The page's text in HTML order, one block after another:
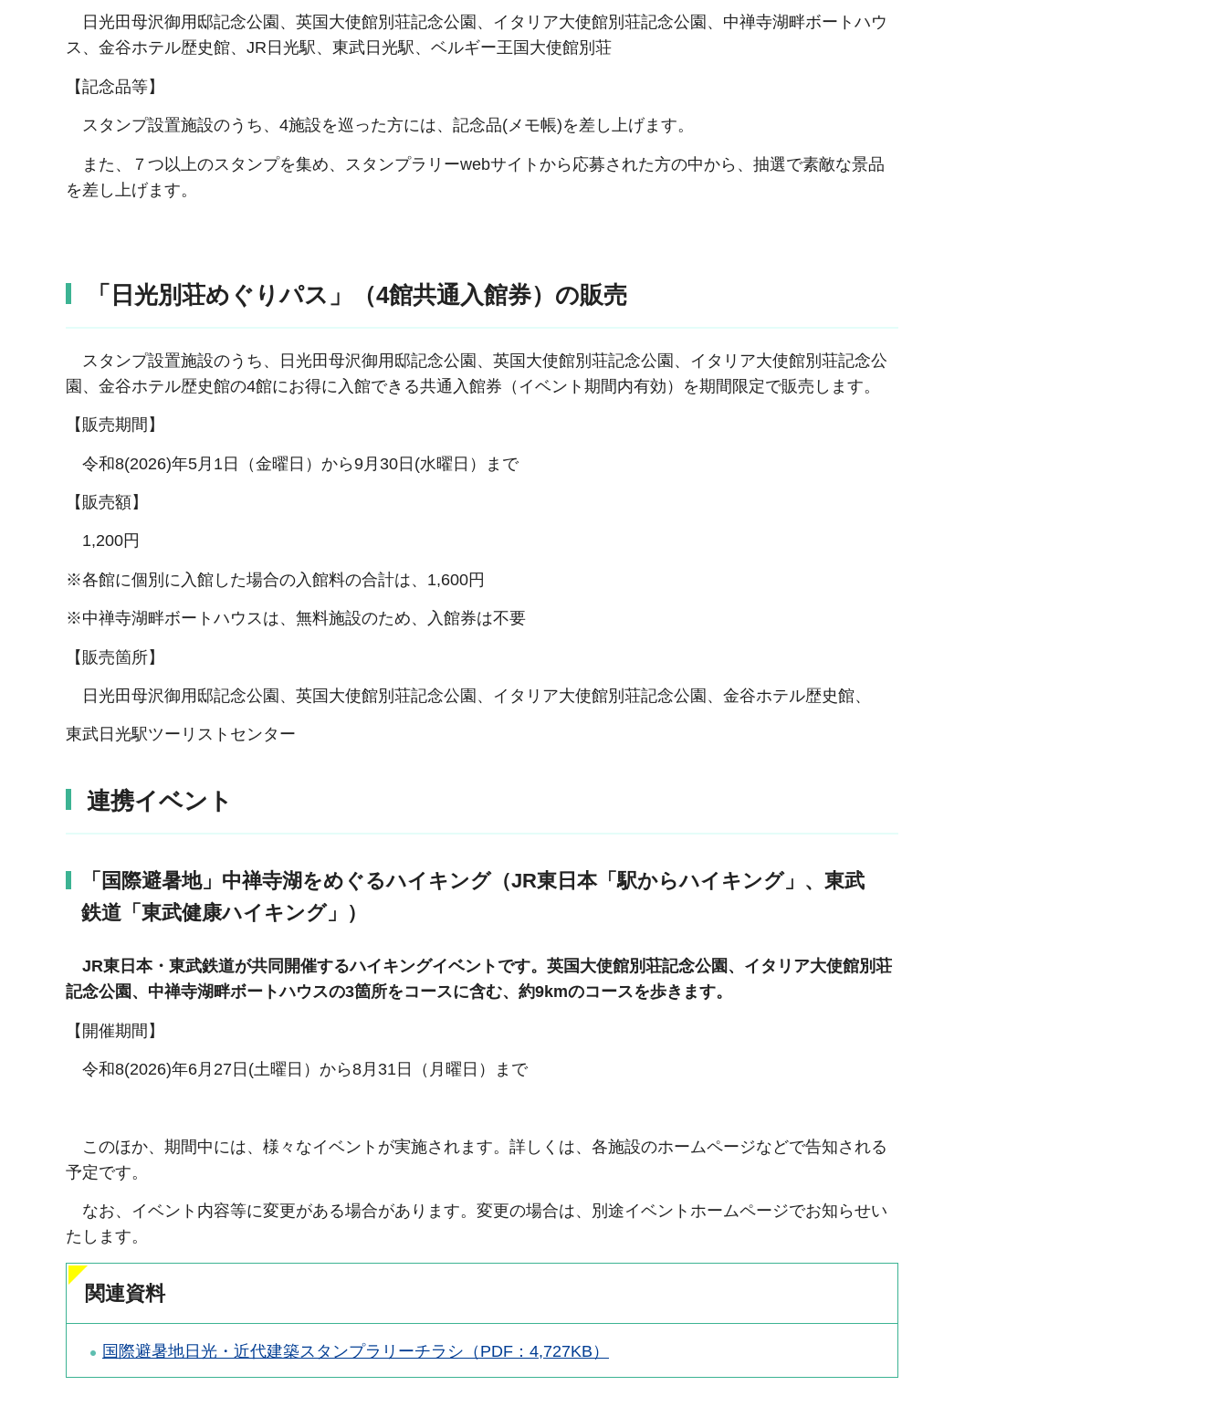
日光田母沢御用邸記念公園、英国大使館別荘記念公園、イタリア大使館別荘記念公園、中禅寺湖畔ボートハウ
ス、金谷ホテル歴史館、JR日光駅、東武日光駅、ベルギー王国大使館別荘
【記念品等】
スタンプ設置施設のうち、4施設を巡った方には、記念品(メモ帳)を差し上げます。
また、７つ以上のスタンプを集め、スタンプラリーwebサイトから応募された方の中から、抽選で素敵な景品
を差し上げます。
「日光別荘めぐりパス」（4館共通入館券）の販売
スタンプ設置施設のうち、日光田母沢御用邸記念公園、英国大使館別荘記念公園、イタリア大使館別荘記念公
園、金谷ホテル歴史館の4館にお得に入館できる共通入館券（イベント期間内有効）を期間限定で販売します。
【販売期間】
令和8(2026)年5月1日（金曜日）から9月30日(水曜日）まで
【販売額】
1,200円
※各館に個別に入館した場合の入館料の合計は、1,600円
※中禅寺湖畔ボートハウスは、無料施設のため、入館券は不要
【販売箇所】
日光田母沢御用邸記念公園、英国大使館別荘記念公園、イタリア大使館別荘記念公園、金谷ホテル歴史館、
東武日光駅ツーリストセンター
連携イベント
「国際避暑地」中禅寺湖をめぐるハイキング（JR東日本「駅からハイキング」、東武
鉄道「東武健康ハイキング」）
JR東日本・東武鉄道が共同開催するハイキングイベントです。英国大使館別荘記念公園、イタリア大使館別荘
記念公園、中禅寺湖畔ボートハウスの3箇所をコースに含む、約9kmのコースを歩きます。
【開催期間】
令和8(2026)年6月27日(土曜日）から8月31日（月曜日）まで
このほか、期間中には、様々なイベントが実施されます。詳しくは、各施設のホームページなどで告知される
予定です。
なお、イベント内容等に変更がある場合があります。変更の場合は、別途イベントホームページでお知らせい
たします。
関連資料
国際避暑地日光・近代建築スタンプラリーチラシ（PDF：4,727KB）